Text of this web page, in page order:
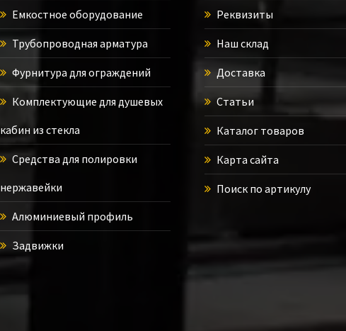
Емкостное оборудование
Трубопроводная арматура
Фурнитура для ограждений
Комплектующие для душевых
кабин из стекла
Средства для полировки
нержавейки
Алюминиевый профиль
Задвижки
Реквизиты
Наш склад
Доставка
Статьи
Каталог товаров
Карта сайта
Поиск по артикулу